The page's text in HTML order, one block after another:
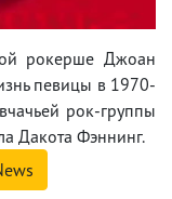
рокерше Джоан
певицы в 1970-
рок-группы
Дакота Фэннинг.